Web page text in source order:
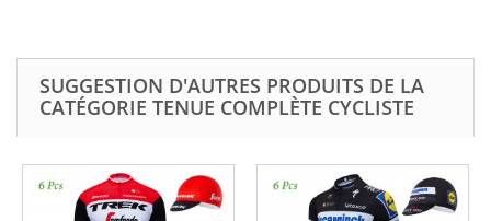
SUGGESTION D'AUTRES PRODUITS DE LA
CATÉGORIE TENUE COMPLÈTE CYCLISTE